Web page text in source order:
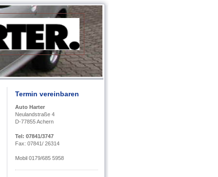
Termin vereinbaren
Auto Harter
Neulandstraße 4
D-77855 Achern
Tel: 07841/3747
Fax: 07841/ 26314
Mobil 0179/685 5958